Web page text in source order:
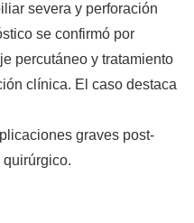
severa y perforación
se confirmó por
percutáneo y tratamiento
clínica. El caso destaca
graves post-